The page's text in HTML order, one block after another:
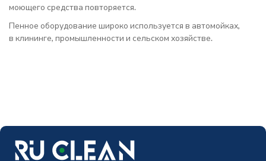
моющего средства повторяется.
Пенное оборудование широко используется в автомойках,
в клининге, промышленности и сельском хозяйстве.